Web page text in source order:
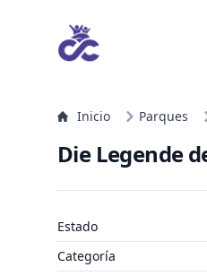
Inicio Parques
Die Legende
Estado
Categoría